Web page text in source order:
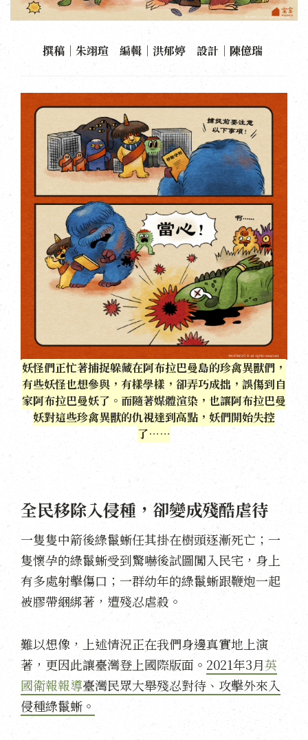
撰稿｜朱翊瑄 編輯｜洪郁婷 設計｜陳億瑞
妖怪們正忙著捕捉躲藏在阿布拉巴曼島的珍禽異獸們，
有些妖怪也想參與，有樣學樣，卻弄巧成拙，誤傷到自
家阿布拉巴曼妖了。而隨著媒體渲染，也讓阿布拉巴曼
妖對這些珍禽異獸的仇視達到高點，妖們開始失控
了⋯⋯
全民移除入侵種，卻變成殘酷虐待
一隻隻中箭後綠鬣蜥任其掛在樹頭逐漸死亡；一
隻懷孕的綠鬣蜥受到驚嚇後試圖闖入民宅，身上
有多處射擊傷口；一群幼年的綠鬣蜥跟鞭炮一起
被膠帶綑綁著，遭殘忍虐殺。
難以想像，上述情況正在我們身邊真實地上演
著，更因此讓臺灣登上國際版面。 2021年3月英
國衛報報導臺灣民眾大舉殘忍對待、攻擊外來入
侵種綠鬣蜥。